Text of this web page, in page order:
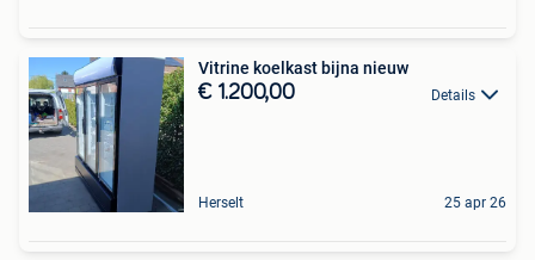
Vitrine koelkast bijna nieuw
€ 1.200,00 Details
Herselt 25 apr 26